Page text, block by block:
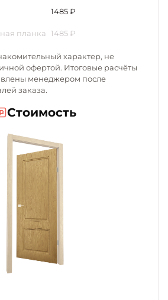
1485₽
планка 1485 ₽
характер, не
офертой. Итоговые расчёты
менеджером после
заказа.
Стоимость